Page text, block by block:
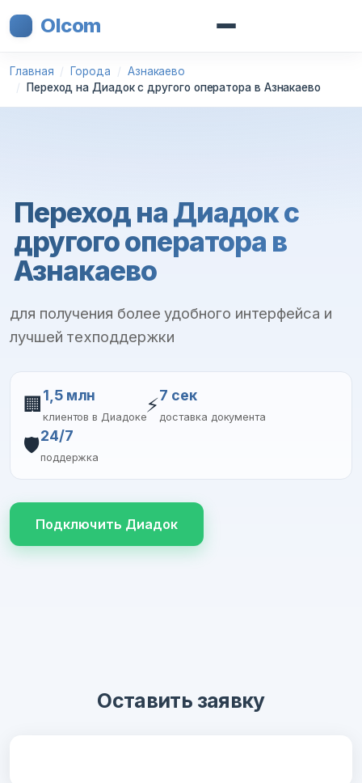
Olcom
Главная Города
Азнакаево
Переход на Диадок с другого оператора в Азнакаево
Переход на Диадок с
другого оператора в
Азнакаево
для получения более удобного интерфейса и
лучшей техподдержки
🏢 1,5 млн
клиентов в Диадоке
⚡7 сек
доставка документа
🛡️24/7
поддержка
Подключить Диадок
Оставить заявку